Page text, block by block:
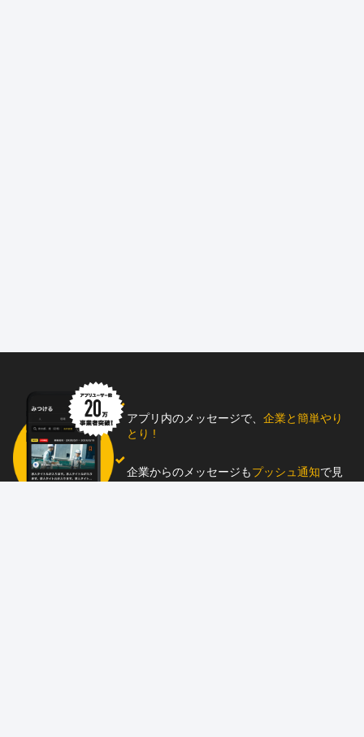
アプリ内のメッセージで、 企業と簡単やり
とり !
企業からのメッセージもプッシュ通知で見